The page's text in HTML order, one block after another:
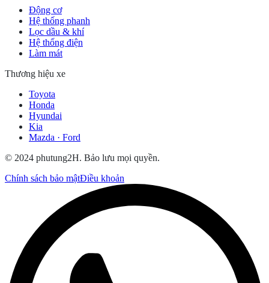
Động cơ
Hệ thống phanh
Lọc dầu & khí
Hệ thống điện
Làm mát
Thương hiệu xe
Toyota
Honda
Hyundai
Kia
Mazda · Ford
© 2024 phutung2H. Bảo lưu mọi quyền.
Chính sách bảo mậtĐiều khoản